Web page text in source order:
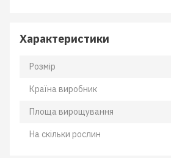
Характеристики
Розмір
Країна виробник
Площа вирощування
На скільки рослин